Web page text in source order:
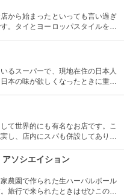
から始まったといっても言い過ぎ
。タイとヨーロッパスタイルを混
るスーパーで、現地在住の日本人
本の味が欲しくなったときに重宝
て世界的にも有名なお店です。こ
し、店内にスパも併設してあり、
ソシエイション
農園で作られた生ハーバルボール
旅行で来られたときはぜひこのお